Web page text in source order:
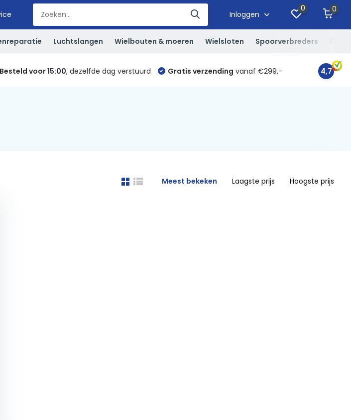
Inloggen
0 0
Luchtslangen Wielbouten & moeren Wielsloten Spoorverbreders
Besteld voor 15:00, dezelfde dag verstuurd Gratis verzending vanaf €299,- 4,7
Meest bekeken Laagste prijs Hoogste prijs